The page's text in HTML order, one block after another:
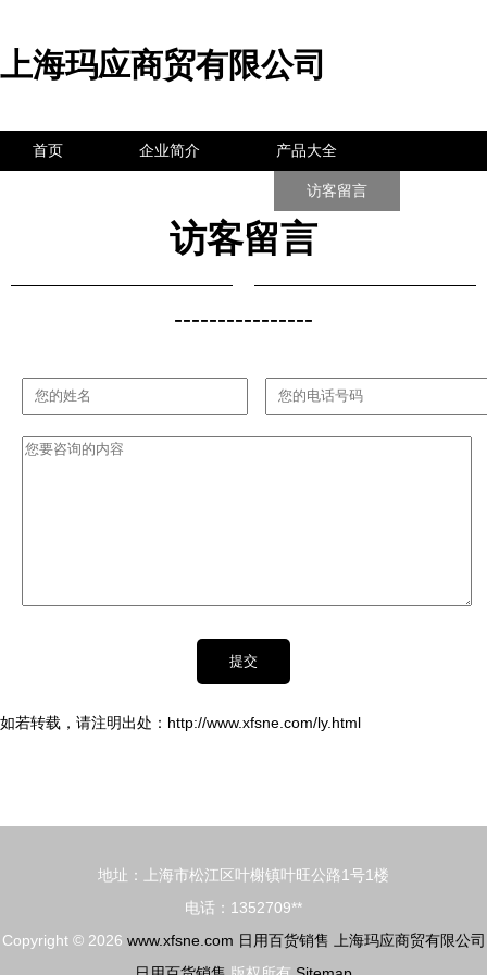
上海玛应商贸有限公司
首页 企业简介 产品大全
访客留言
访客留言
----------------
如若转载，请注明出处：http://www.xfsne.com/ly.html
地址：上海市松江区叶榭镇叶旺公路1号1楼
电话：1352709**
Copyright © 2026 www.xfsne.com 日用百货销售
上海玛应商贸有限公司